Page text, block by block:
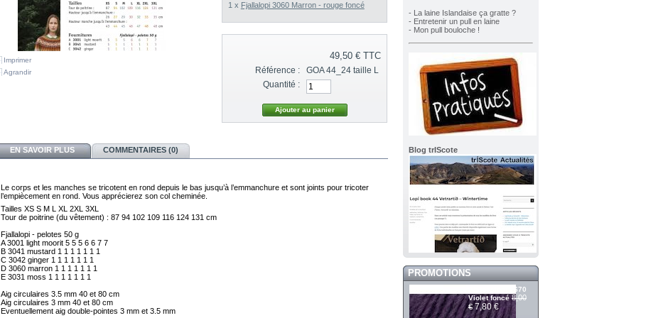
Imprimer
Agrandir
1 x Fjallalopi 3060 Marron - rouge foncé
49,50 €TTC
Référence :
GOA 44_24 taille L
Quantité :
EN SAVOIR PLUS COMMENTAIRES (0)
Le corps et les manches se tricotent en rond depuis le bas jusqu’à l’emmanchure et sont joints pour tricoter
l’empiècement en rond. Vous apprécierez son col cheminée.
Tailles XS S M L XL 2XL
Tour de poitrine (du vêtement) : 87 94 102 109 116 124 131 cm
A 3001 light moorit 5 5 5 6 6 7
B 3041 mustard 1 1 1 1 1 1
C 3042 ginger 1 1 1 1 1 1
D 3060 marron 1 1 1 1 1 1
E 3031 moss 1 1 1 1 1 1 1
Eventuellement aig double-pointes 3 mm et 3.5 mm
- La laine Islandaise ça gratte ?
- Entretenir un pull en laine
- Mon pull bouloche !
Blog trIScote
PROMOTIONS
Álafosslopi 2670
Violet foncé 8,00
€ 7,80 €